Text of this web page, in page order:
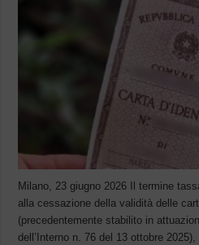
Milano, 23 giugno 2026 Il termine
alla cessazione della validità delle
(precedentemente stabilito in
dell’Interno n. 76 del 13 ottobre